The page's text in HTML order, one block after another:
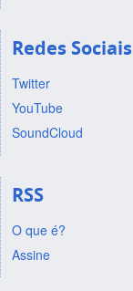
Redes Sociais
Twitter
YouTube
SoundCloud
RSS
O que é?
Assine